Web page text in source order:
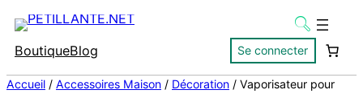
BoutiqueBlog Se connecter
Accueil / Accessoires Maison / Décoration / Vaporisateur pour